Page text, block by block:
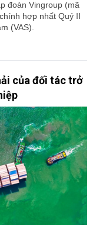
đoàn Vingroup (mã
hợp nhất Quý II
(VAS).
của đối tác trở